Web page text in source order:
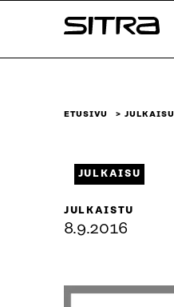
sisältöön
Sitra
ETUSIVU JULKAISU
JULKAISU
JULKAISTU
8.9.2016